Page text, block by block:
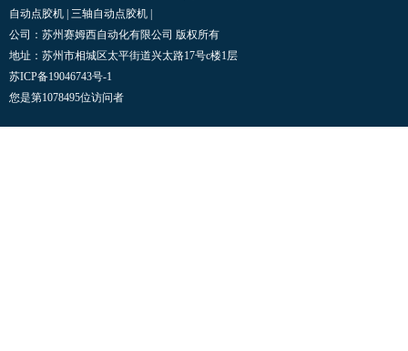
自动点胶机 三轴自动点胶机
公司：苏州赛姆西自动化有限公司 版权所有
地址：苏州市相城区太平街道兴太路17号c楼1层
苏ICP备19046743号-1
您是第1078495位访问者